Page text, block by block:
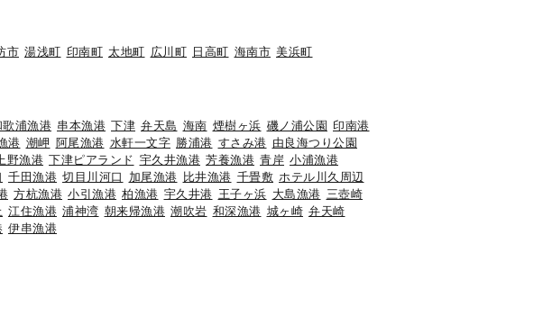
市 湯浅町 印南町 太地町 広川町 日高町 海南市 美浜町
歌浦漁港 串本漁港 下津 弁天島 海南 煙樹ヶ浜 磯ノ浦公園 印南港
港 潮岬 阿尾漁港 水軒一文字 勝浦港 すさみ港 由良海つり公園
上野漁港 下津ピアランド 宇久井漁港 芳養漁港 青岸 小浦漁港
千田漁港 切目川河口 加尾漁港 比井漁港 千畳敷 ホテル川久周辺
方杭漁港 小引漁港 柏漁港 宇久井港 王子ヶ浜 大島漁港 三壺崎
江住漁港 浦神湾 朝来帰漁港 潮吹岩 和深漁港 城ヶ崎 弁天崎
伊串漁港